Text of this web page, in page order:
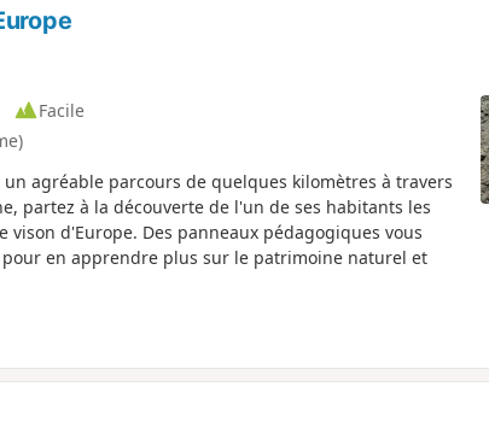
Facile
agréable parcours de quelques kilomètres à travers
partez à la découverte de l'un de ses habitants les
d'Europe. Des panneaux pédagogiques vous
en apprendre plus sur le patrimoine naturel et